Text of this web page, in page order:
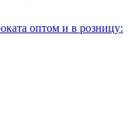
оптом и в розницу: